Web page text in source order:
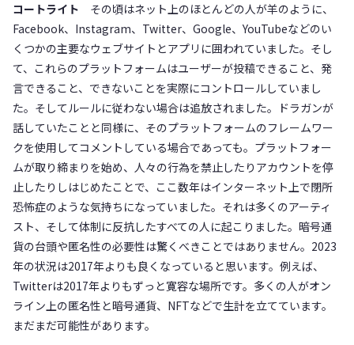
コートライト その頃はネット上のほとんどの人が羊のように、
Facebook、Instagram、Twitter、Google、YouTubeなどのい
くつかの主要なウェブサイトとアプリに囲われていました。そし
て、これらのプラットフォームはユーザーが投稿できること、発
言できること、できないことを実際にコントロールしていまし
た。そしてルールに従わない場合は追放されました。ドラガンが
話していたことと同様に、そのプラットフォームのフレームワー
クを使用してコメントしている場合であっても。プラットフォー
ムが取り締まりを始め、人々の行為を禁止したりアカウントを停
止したりしはじめたことで、ここ数年はインターネット上で閉所
恐怖症のような気持ちになっていました。それは多くのアーティ
スト、そして体制に反抗したすべての人に起こりました。暗号通
貨の台頭や匿名性の必要性は驚くべきことではありません。2023
年の状況は2017年よりも良くなっていると思います。例えば、
Twitterは2017年よりもずっと寛容な場所です。多くの人がオン
ライン上の匿名性と暗号通貨、NFTなどで生計を立てています。
まだまだ可能性があります。